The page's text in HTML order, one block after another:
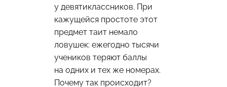
у девятиклассников. При
кажущейся простоте этот
предмет таит немало
ловушек: ежегодно тысячи
учеников теряют баллы
на одних и тех же номерах.
Почему так происходит?